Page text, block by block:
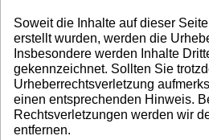
Soweit die Inhalte auf dieser
erstellt wurden, werden die
Insbesondere werden Inhalte
gekennzeichnet. Sollten Sie
Urheberrechtsverletzung
einen entsprechenden Hinweis.
Rechtsverletzungen werden wir
entfernen.